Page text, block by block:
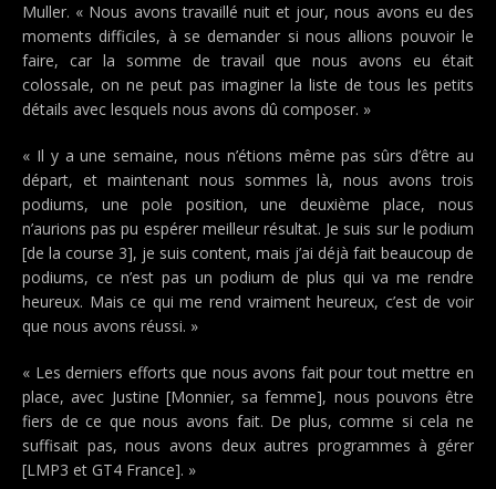
Muller. « Nous avons travaillé nuit et jour, nous avons eu des
moments difficiles, à se demander si nous allions pouvoir le
faire, car la somme de travail que nous avons eu était
colossale, on ne peut pas imaginer la liste de tous les petits
détails avec lesquels nous avons dû composer. »
« Il y a une semaine, nous n’étions même pas sûrs d’être au
départ, et maintenant nous sommes là, nous avons trois
podiums, une pole position, une deuxième place, nous
n’aurions pas pu espérer meilleur résultat. Je suis sur le podium
[de la course 3], je suis content, mais j’ai déjà fait beaucoup de
podiums, ce n’est pas un podium de plus qui va me rendre
heureux. Mais ce qui me rend vraiment heureux, c’est de voir
que nous avons réussi. »
« Les derniers efforts que nous avons fait pour tout mettre en
place, avec Justine [Monnier, sa femme], nous pouvons être
fiers de ce que nous avons fait. De plus, comme si cela ne
suffisait pas, nous avons deux autres programmes à gérer
[LMP3 et GT4 France]. »